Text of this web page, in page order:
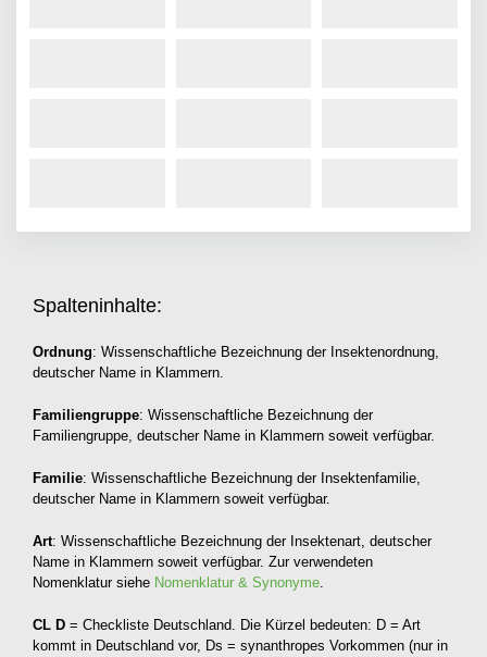
Spalteninhalte:
Ordnung: Wissenschaftliche Bezeichnung der Insektenordnung,
deutscher Name in Klammern.
Familiengruppe: Wissenschaftliche Bezeichnung der
Familiengruppe, deutscher Name in Klammern soweit verfügbar.
Familie: Wissenschaftliche Bezeichnung der Insektenfamilie,
deutscher Name in Klammern soweit verfügbar.
Art: Wissenschaftliche Bezeichnung der Insektenart, deutscher
Name in Klammern soweit verfügbar. Zur verwendeten
Nomenklatur siehe Nomenklatur & Synonyme.
CL D= Checkliste Deutschland. Die Kürzel bedeuten: D = Art
kommt in Deutschland vor, Ds = synanthropes Vorkommen (nur in